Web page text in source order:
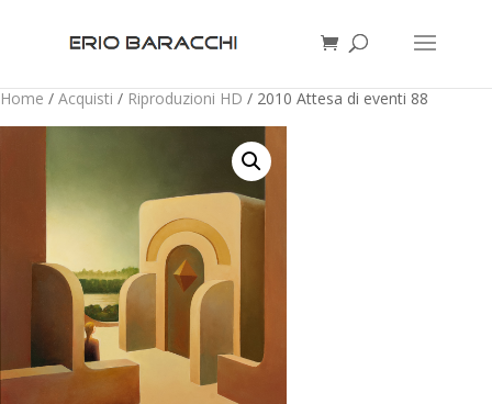
Home / Acquisti / Riproduzioni HD / 2010 Attesa di eventi 88